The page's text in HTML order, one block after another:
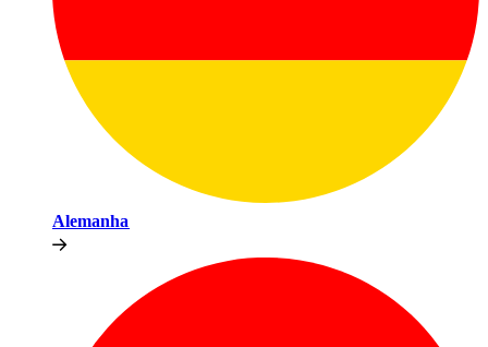
Alemanha​​